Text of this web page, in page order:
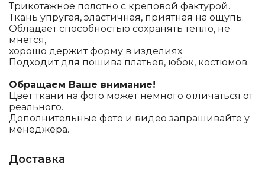
Трикотажное полотно с креповой фактурой.
Ткань упругая, эластичная, приятная на ощупь.
Обладает способностью сохранять тепло, не
мнется,
хорошо держит форму в изделиях.
Подходит для пошива платьев, юбок, костюмов.
Обращаем Ваше внимание!
Цвет ткани на фото может немного отличаться от
реального.
Дополнительные фото и видео запрашивайте у
менеджера.
Доставка